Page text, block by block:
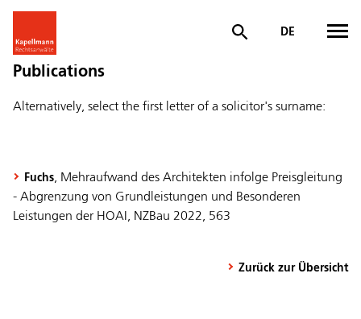
DE
Publications
Alternatively, select the first letter of a solicitor's surname:
Fuchs, Mehraufwand des Architekten infolge Preisgleitung
- Abgrenzung von Grundleistungen und Besonderen
Leistungen der HOAI, NZBau 2022, 563
Zurück zur Übersicht